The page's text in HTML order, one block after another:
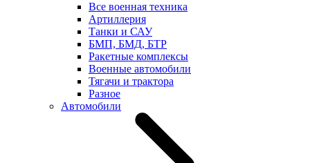
Все военная техника
Артиллерия
Танки и САУ
БМП, БМД, БТР
Ракетные комплексы
Военные автомобили
Тягачи и трактора
Разное
Автомобили